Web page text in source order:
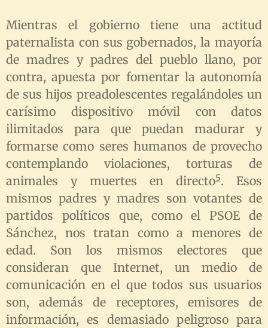
Mientras el gobierno tiene una actitud
paternalista con sus gobernados, la mayoría
de madres y padres del pueblo llano, por
contra, apuesta por fomentar la autonomía
de sus hijos preadolescentes regalándoles un
carísimo dispositivo móvil con datos
ilimitados para que puedan madurar y
formarse como seres humanos de provecho
contemplando violaciones, torturas de
animales y muertes en directo5. Esos
mismos padres y madres son votantes de
partidos políticos que, como el PSOE de
Sánchez, nos tratan como a menores de
edad. Son los mismos electores que
consideran que Internet, un medio de
comunicación en el que todos sus usuarios
son, además de receptores, emisores de
información, es demasiado peligroso para